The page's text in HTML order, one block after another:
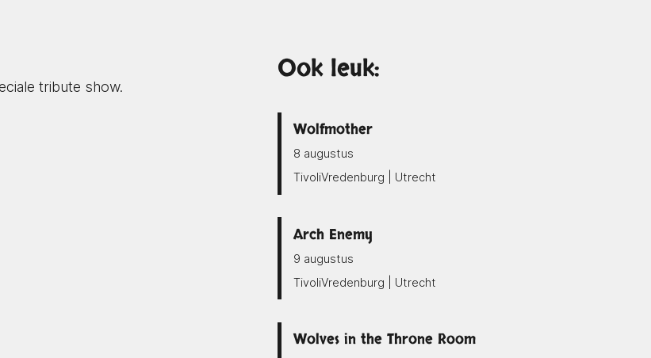
tribute show.
Ook leuk:
Wolfmother
8 augustus
TivoliVredenburg | Utrecht
Arch Enemy
9 augustus
TivoliVredenburg | Utrecht
Wolves in the Throne Room